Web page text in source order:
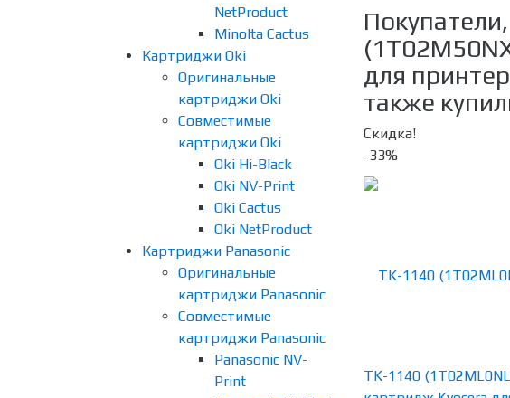
NetProduct
Minolta Cactus
Картриджи Oki
Оригинальные
картриджи Oki
Совместимые
картриджи Oki
Oki Hi-Black
Oki NV-Print
Oki Cactus
Oki NetProduct
Картриджи Panasonic
Оригинальные
картриджи Panasonic
Совместимые
картриджи Panasonic
Panasonic NV-
Print
для
также
Скидка!
-33%
TK-1140